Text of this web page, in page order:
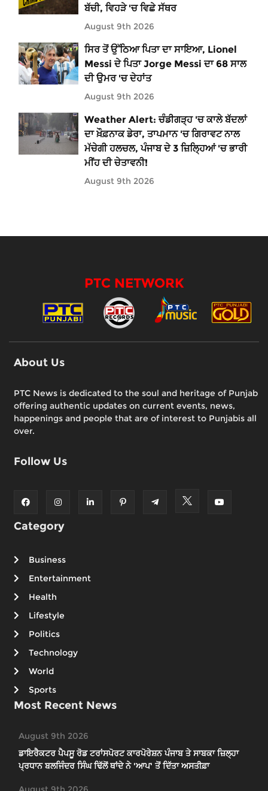
ਬੱਚੀ, ਵਿਹੜੇ 'ਚ ਵਿਛੇ ਸੱਥਰ
August 9th 2026
ਸਿਰ ਤੋਂ ਉੱਠਿਆ ਪਿਤਾ ਦਾ ਸਾਇਆ, Lionel
Messi ਦੇ ਪਿਤਾ Jorge Messi ਦਾ 68 ਸਾਲ
ਦੀ ਉਮਰ 'ਚ ਦੇਹਾਂਤ
August 9th 2026
Weather Alert: ਚੰਡੀਗੜ੍ਹ 'ਚ ਕਾਲੇ ਬੱਦਲਾਂ
ਦਾ ਖ਼ੌਫ਼ਨਾਕ ਡੇਰਾ, ਤਾਪਮਾਨ 'ਚ ਗਿਰਾਵਟ ਨਾਲ
ਮੱਚੇਗੀ ਹਲਚਲ, ਪੰਜਾਬ ਦੇ 3 ਜ਼ਿਲ੍ਹਿਆਂ 'ਚ ਭਾਰੀ
ਮੀਂਹ ਦੀ ਚੇਤਾਵਨੀ!
August 9th 2026
PTC NETWORK
About Us
PTC News is dedicated to the soul and heritage of Punjab
offering authentic updates on current events, news,
happenings and people that are of interest to Punjabis all
over.
Follow Us
Category
Business
Entertainment
Health
Lifestyle
Politics
Technology
World
Sports
Most Recent News
August 9th 2026
ਡਾਇਰੈਕਟਰ ਪੈਪਸੂ ਰੋਡ ਟਰਾਂਸਪੋਰਟ ਕਾਰਪੋਰੇਸ਼ਨ ਪੰਜਾਬ ਤੇ ਸਾਬਕਾ ਜ਼ਿਲ੍ਹਾ
ਪ੍ਰਧਾਨ ਬਲਜਿੰਦਰ ਸਿੰਘ ਢਿੱਲੋਂ ਥਾਂਦੇ ਨੇ 'ਆਪ' ਤੋਂ ਦਿੱਤਾ ਅਸਤੀਫ਼ਾ